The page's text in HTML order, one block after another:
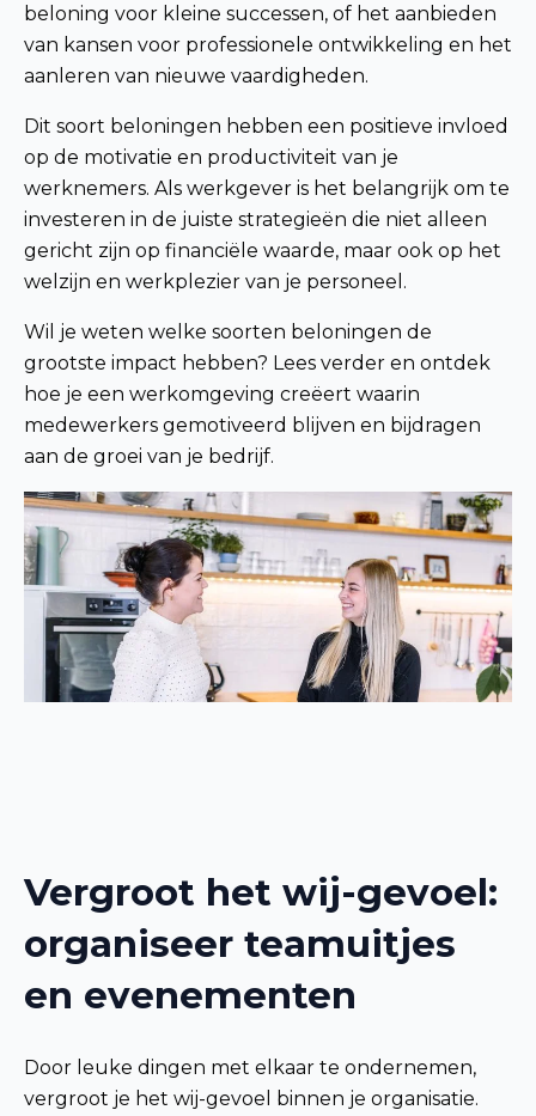
beloning voor kleine successen, of het aanbieden
van kansen voor professionele ontwikkeling en het
aanleren van nieuwe vaardigheden.
Dit soort beloningen hebben een positieve invloed
op de motivatie en productiviteit van je
werknemers. Als werkgever is het belangrijk om te
investeren in de juiste strategieën die niet alleen
gericht zijn op financiële waarde, maar ook op het
welzijn en werkplezier van je personeel.
Wil je weten welke soorten beloningen de
grootste impact hebben? Lees verder en ontdek
hoe je een werkomgeving creëert waarin
medewerkers gemotiveerd blijven en bijdragen
aan de groei van je bedrijf.
Vergroot het wij-gevoel:
organiseer teamuitjes
en evenementen
Door leuke dingen met elkaar te ondernemen,
vergroot je het wij-gevoel binnen je organisatie.